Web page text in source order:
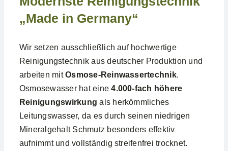
„Made in Germany“
Wir setzen ausschließlich auf hochwertige
Reinigungstechnik aus deutscher Produktion und
arbeiten mitOsmose-Reinwassertechnik.
Osmosewasser hat eine4.000-fach höhere
Reinigungswirkung als herkömmliches
Leitungswasser, da es durch seinen niedrigen
Mineralgehalt Schmutz besonders effektiv
aufnimmt und vollständig streifenfrei trocknet.